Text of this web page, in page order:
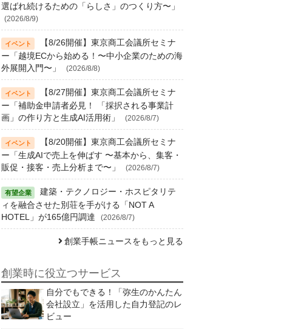
選ばれ続けるための「らしさ」のつくり方〜」
(2026/8/9)
【8/26開催】東京商工会議所セミナ
ー「越境ECから始める！〜中小企業のための海
外展開入門〜」
(2026/8/8)
【8/27開催】東京商工会議所セミナ
ー「補助金申請者必見！ 「採択される事業計
画」の作り方と生成AI活用術」
(2026/8/7)
【8/20開催】東京商工会議所セミナ
ー「生成AIで売上を伸ばす 〜基本から、集客・
販促・接客・売上分析まで〜」
(2026/8/7)
建築・テクノロジー・ホスピタリテ
ィを融合させた別荘を手がける「NOT A
HOTEL」が165億円調達
(2026/8/7)
創業手帳ニュースをもっと見る
創業時に役立つサービス
自分でもできる！「弥生のかんたん
会社設立」を活用した自力登記のレ
ビュー